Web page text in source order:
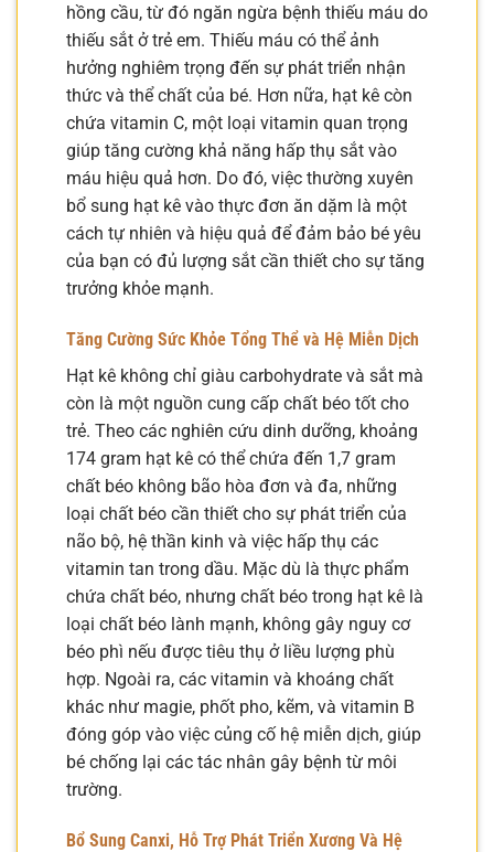
hồng cầu, từ đó ngăn ngừa bệnh thiếu máu do
thiếu sắt ở trẻ em. Thiếu máu có thể ảnh
hưởng nghiêm trọng đến sự phát triển nhận
thức và thể chất của bé. Hơn nữa, hạt kê còn
chứa vitamin C, một loại vitamin quan trọng
giúp tăng cường khả năng hấp thụ sắt vào
máu hiệu quả hơn. Do đó, việc thường xuyên
bổ sung hạt kê vào thực đơn ăn dặm là một
cách tự nhiên và hiệu quả để đảm bảo bé yêu
của bạn có đủ lượng sắt cần thiết cho sự tăng
trưởng khỏe mạnh.
Tăng Cường Sức Khỏe Tổng Thể và Hệ Miễn Dịch
Hạt kê không chỉ giàu carbohydrate và sắt mà
còn là một nguồn cung cấp chất béo tốt cho
trẻ. Theo các nghiên cứu dinh dưỡng, khoảng
174 gram hạt kê có thể chứa đến 1,7 gram
chất béo không bão hòa đơn và đa, những
loại chất béo cần thiết cho sự phát triển của
não bộ, hệ thần kinh và việc hấp thụ các
vitamin tan trong dầu. Mặc dù là thực phẩm
chứa chất béo, nhưng chất béo trong hạt kê là
loại chất béo lành mạnh, không gây nguy cơ
béo phì nếu được tiêu thụ ở liều lượng phù
hợp. Ngoài ra, các vitamin và khoáng chất
khác như magie, phốt pho, kẽm, và vitamin B
đóng góp vào việc củng cố hệ miễn dịch, giúp
bé chống lại các tác nhân gây bệnh từ môi
trường.
Bổ Sung Canxi, Hỗ Trợ Phát Triển Xương Và Hệ